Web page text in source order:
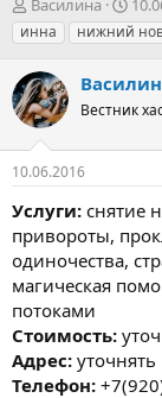
в
т
о
р
т
е
м
ы
Василина
а
т
н
а
а
инна
нижний
Вестник
10.06.2016
Услуги: снятие
привороты,
одиночества,
магическая
потоками
Стоимость:
Адрес:
Телефон: